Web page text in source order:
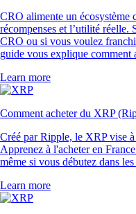
CRO alimente un écosystème
récompenses et l’utilité réelle.
CRO ou si vous voulez
guide vous explique comment
Learn more
Comment acheter du XRP
Créé par Ripple, le XRP vise
Apprenez à l'acheter en
même si vous débutez dans
Learn more